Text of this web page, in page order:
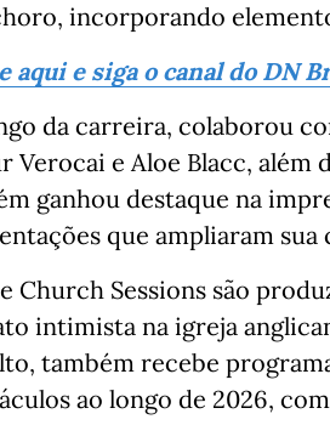
incorporando
aqui e siga o canal do DN
da carreira, colaborou
Verocai e Aloe Blacc, além
ganhou destaque na
que ampliaram
Church Sessions são
intimista na igreja
também recebe
ao longo de 2026,